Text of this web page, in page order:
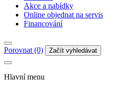
Akce a nabídky
Online objednat na servis
Financování
Porovnat (0) Začít vyhledávat
Hlavní menu